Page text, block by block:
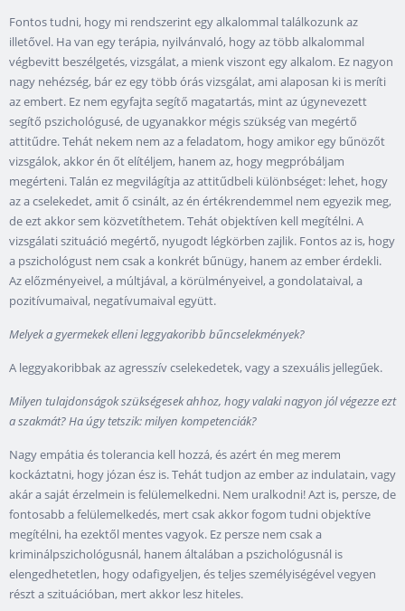
Fontos tudni, hogy mi rendszerint egy alkalommal találkozunk az
illetővel. Ha van egy terápia, nyilvánvaló, hogy az több alkalommal
végbevitt beszélgetés, vizsgálat, a mienk viszont egy alkalom. Ez nagyon
nagy nehézség, bár ez egy több órás vizsgálat, ami alaposan ki is meríti
az embert. Ez nem egyfajta segítő magatartás, mint az úgynevezett
segítő pszichológusé, de ugyanakkor mégis szükség van megértő
attitűdre. Tehát nekem nem az a feladatom, hogy amikor egy bűnözőt
vizsgálok, akkor én őt elítéljem, hanem az, hogy megpróbáljam
megérteni. Talán ez megvilágítja az attitűdbeli különbséget: lehet, hogy
az a cselekedet, amit ő csinált, az én értékrendemmel nem egyezik meg,
de ezt akkor sem közvetíthetem. Tehát objektíven kell megítélni. A
vizsgálati szituáció megértő, nyugodt légkörben zajlik. Fontos az is, hogy
a pszichológust nem csak a konkrét bűnügy, hanem az ember érdekli.
Az előzményeivel, a múltjával, a körülményeivel, a gondolataival, a
pozitívumaival, negatívumaival együtt.
Melyek a gyermekek elleni leggyakoribb bűncselekmények?
A leggyakoribbak az agresszív cselekedetek, vagy a szexuális jellegűek.
Milyen tulajdonságok szükségesek ahhoz, hogy valaki nagyon jól végezze ezt
a szakmát? Ha úgy tetszik: milyen kompetenciák?
Nagy empátia és tolerancia kell hozzá, és azért én meg merem
kockáztatni, hogy józan ész is. Tehát tudjon az ember az indulatain, vagy
akár a saját érzelmein is felülemelkedni. Nem uralkodni! Azt is, persze, de
fontosabb a felülemelkedés, mert csak akkor fogom tudni objektíve
megítélni, ha ezektől mentes vagyok. Ez persze nem csak a
kriminálpszichológusnál, hanem általában a pszichológusnál is
elengedhetetlen, hogy odafigyeljen, és teljes személyiségével vegyen
részt a szituációban, mert akkor lesz hiteles.